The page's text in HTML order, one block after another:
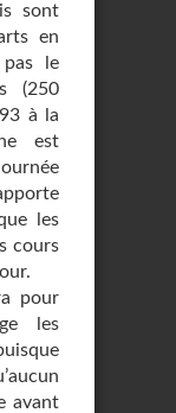
sont
en
le
(250
à la
est
les
cours
pour
les
avant